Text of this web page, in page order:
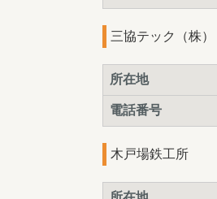
三協テック（株）
所在地
電話番号
木戸場鉄工所